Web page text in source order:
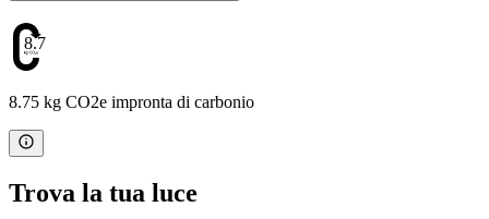
8.75
8.75 kg CO2e impronta di carbonio
Trova la tua luce